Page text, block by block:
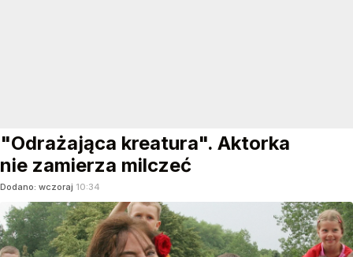
"Odrażająca kreatura". Aktorka
nie zamierza milczeć
Dodano: wczoraj 10:34